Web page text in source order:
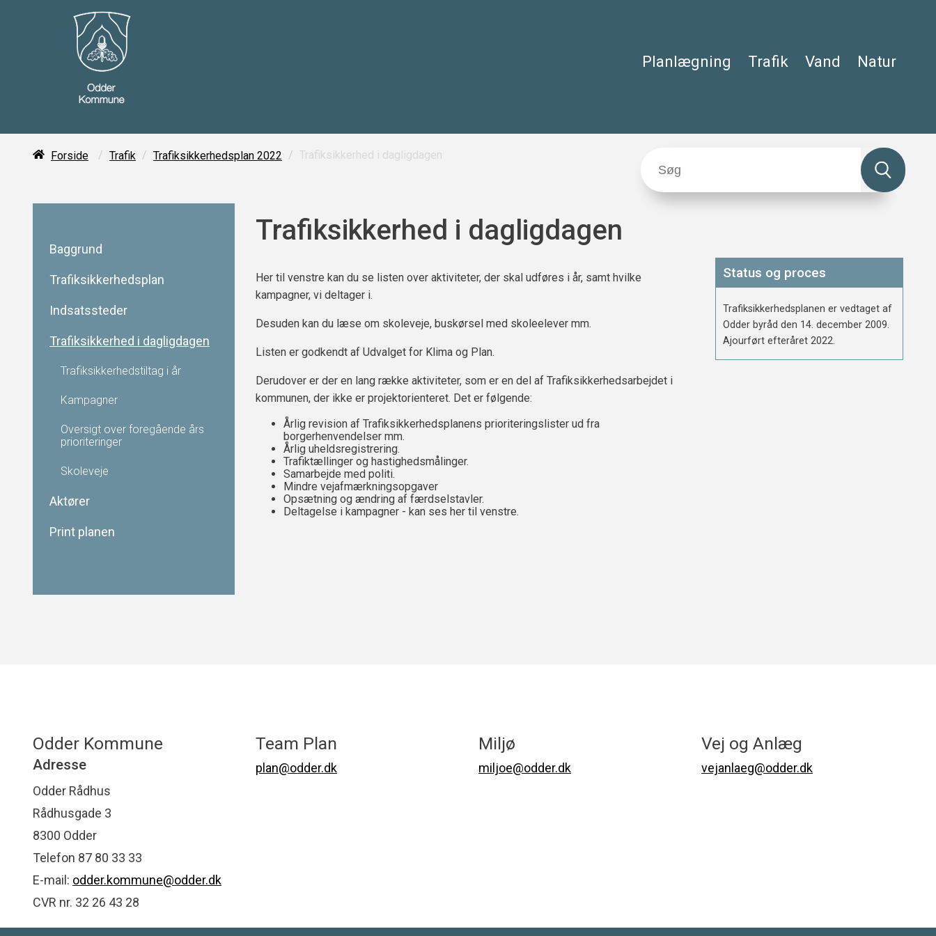
Planlægning Trafik Vand Natur
Forside / Trafik / Trafiksikkerhedsplan 2022 / Trafiksikkerhed i dagligdagen
Baggrund
Trafiksikkerhedsplan
Indsatssteder
Trafiksikkerhed i dagligdagen
Trafiksikkerhedstiltag i år
Kampagner
Oversigt over foregående års
prioriteringer
Skoleveje
Aktører
Print planen
Trafiksikkerhed i dagligdagen
Her til venstre kan du se listen over aktiviteter, der skal udføres i år, samt hvilke
kampagner, vi deltager i.
Desuden kan du læse om skoleveje, buskørsel med skoleelever mm.
Listen er godkendt af Udvalget for Klima og Plan.
Derudover er der en lang række aktiviteter, som er en del af Trafiksikkerhedsarbejdet i
kommunen, der ikke er projektorienteret. Det er følgende:
Årlig revision af Trafiksikkerhedsplanens prioriteringslister ud fra
borgerhenvendelser mm.
Årlig uheldsregistrering.
Trafiktællinger og hastighedsmålinger.
Samarbejde med politi.
Mindre vejafmærkningsopgaver
Opsætning og ændring af færdselstavler.
Deltagelse i kampagner - kan ses her til venstre.
Status og proces
Trafiksikkerhedsplanen er vedtaget af
Odder byråd den 14. december 2009.
Ajourført efteråret 2022.
Odder Kommune
Adresse
Odder Rådhus
Rådhusgade 3
8300 Odder
Telefon 87 80 33 33
E-mail: odder.kommune@odder.dk
CVR nr. 32 26 43 28
Team Plan
plan@odder.dk
Miljø
miljoe@odder.dk
Vej og Anlæg
vejanlaeg@odder.dk